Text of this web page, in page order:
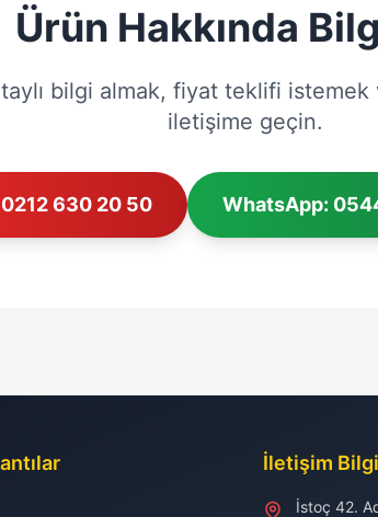
Ürün Hakkında
bilgi almak, fiyat teklifi
iletişime geçin.
0212 630 20 50 WhatsApp:
İletişim
İstoç 42.